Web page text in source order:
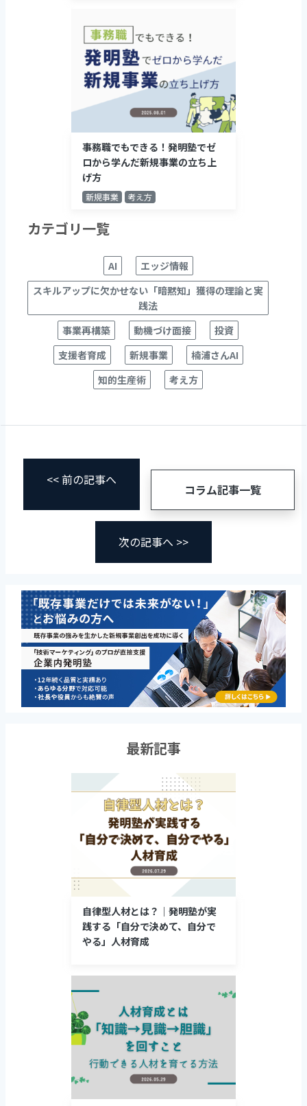
事務職でもできる！発明塾でゼ
ロから学んだ新規事業の立ち上
げ方
新規事業 考え方
カテゴリ一覧
AI
エッジ情報
スキルアップに欠かせない「暗黙知」獲得の理論と実
践法
事業再構築
動機づけ面接
投資
支援者育成
新規事業
楠浦さんAI
知的生産術
考え方
<< 前の記事へ
コラム記事一覧
次の記事へ >>
最新記事
自律型人材とは？｜発明塾が実
践する「自分で決めて、自分で
やる」人材育成